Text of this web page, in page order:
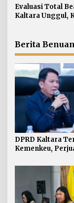
s
Perbatasan dan
Evaluasi Total
Kaltara Unggul,
Semua Kampus
Berita
DPRD Kaltara
Kemenkeu,
Perbatasan dan